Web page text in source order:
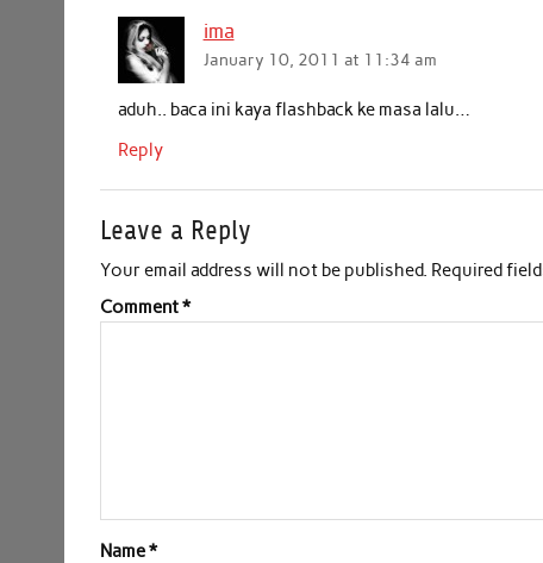
o
o
k
A
p
p
I
n
ima
January 10, 2011 at 11:34 am
aduh.. baca ini kaya flashback ke masa lalu…
Reply
Leave a Reply
Your email address will not be published. Required
Comment*
Name*